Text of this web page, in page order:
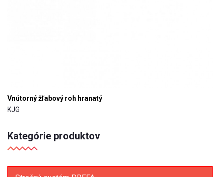
Kategórie produktov
Vnútorný žľabový roh hranatý
KJG